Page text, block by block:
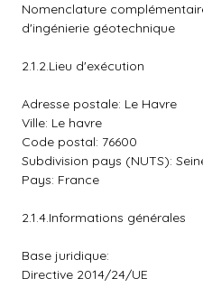
Nomenclature
d'ingénierie géotechnique
2.1.2.Lieu d'exécution
Adresse postale: Le Havre
Ville: Le havre
Code postal: 76600
Subdivision pays (NUTS):
Pays: France
2.1.4.Informations générales
Base juridique:
Directive 2014/24/UE